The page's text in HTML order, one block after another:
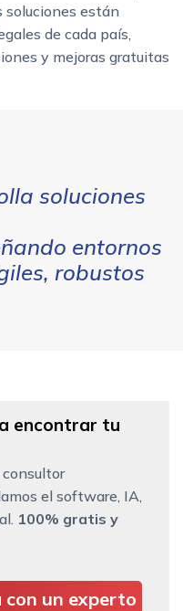
soluciones están
de cada país,
y mejoras gratuitas
soluciones
entornos
robustos
encontrar tu
el software, IA,
100% gratis y
con un experto